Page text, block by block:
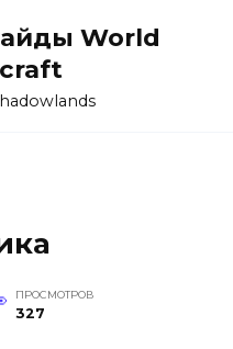
World
ПРОСМОТРОВ
327